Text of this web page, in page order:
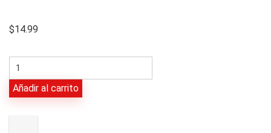
$14.99
Jarabe
de
arce
puro
Añadir al carrito